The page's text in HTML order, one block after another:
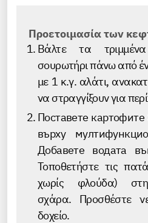
Προετοιμασία των
Βάλτε τα
σουρωτήρι πάνω από
με 1 κ.γ. αλάτι,
να στραγγίξουν για
Поставете
върху
Добавете водата
Τοποθετήστε τις
χωρίς φλούδα)
σχάρα. Προσθέστε
δοχείο.